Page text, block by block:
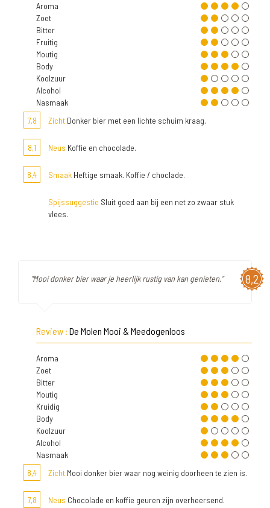
Aroma
Zoet
Bitter
Fruitig
Moutig
Body
Koolzuur
Alcohol
Nasmaak
7,8
Zicht Donker bier met een lichte schuim kraag.
8,1 Neus Koffie en chocolade.
8,4 Smaak Heftige smaak. Koffie / choclade.
Spijssuggestie Sluit goed aan bij een net zo zwaar stuk
vlees.
8,2
"Mooi donker bier waar je heerlijk rustig van kan genieten."
Review : De Molen Mooi & Meedogenloos
Aroma
Zoet
Bitter
Moutig
Kruidig
Body
Koolzuur
Alcohol
Nasmaak
8,4
Zicht Mooi donker bier waar nog weinig doorheen te zien is.
7,8 Neus Chocolade en koffie geuren zijn overheersend.